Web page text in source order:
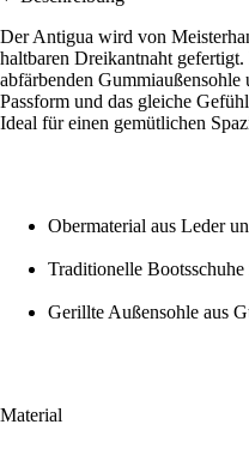
Der Antigua wird von
haltbaren Dreikantnaht
abfärbenden
Passform und das gleiche
Ideal für einen gemütlichen
Obermaterial aus Leder
Traditionelle
Gerillte Außensohle aus
Material